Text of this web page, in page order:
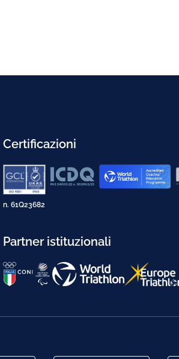
Certificazioni
n. 61Q23682
Partner istituzionali